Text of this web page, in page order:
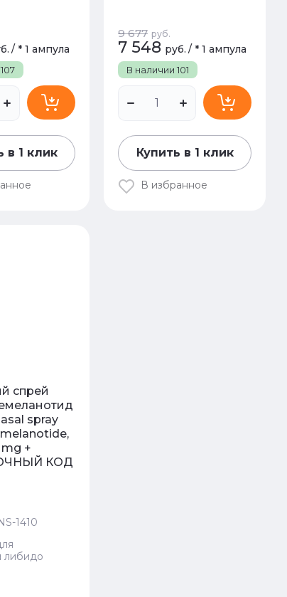
107
/ * 1 ампула
в 1 клик
В наличии 101
9 677 руб.
7 548 руб. / * 1 ампула
Купить в 1 клик
В избранное
спрей
spray
mg +
КОД
1410
либидо